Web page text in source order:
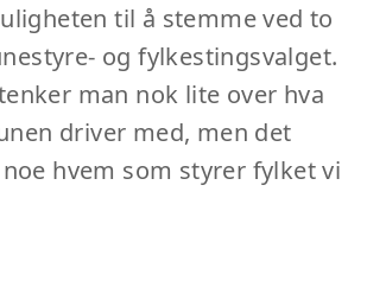
til å stemme ved to
og fylkestingsvalget.
man nok lite over hva
driver med, men det
hvem som styrer fylket vi